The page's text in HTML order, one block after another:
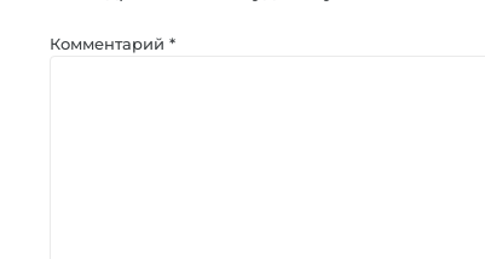
Комментарий *